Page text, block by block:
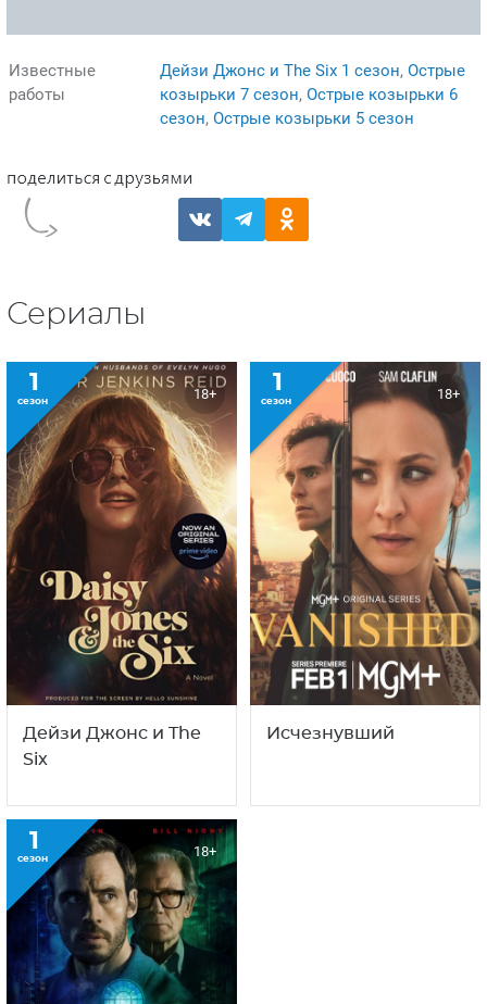
Известные
работы
Дейзи Джонс и The Six 1 сезон, Острые
козырьки 7 сезон, Острые козырьки 6
сезон, Острые козырьки 5 сезон
Сериалы
1
сезон 18+
Дейзи Джонс и The
Six
1
сезон 18+
Исчезнувший
1
сезон 18+